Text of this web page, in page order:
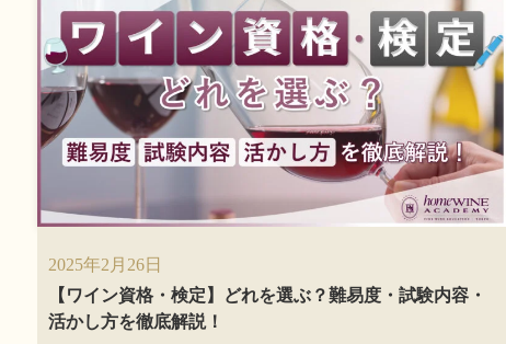
2025年2月26日
【ワイン資格・検定】どれを選ぶ？難易度・試験内容・
活かし方を徹底解説！